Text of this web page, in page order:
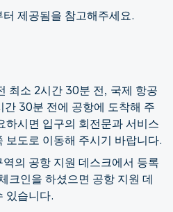
제공됨을 참고해주세요.
최소 2시간 30분 전, 국제 항공
간 30분 전에 공항에 도착해 주
하시면 입구의 회전문과 서비스
보도로 이동해 주시기 바랍니다.
의 공항 지원 데스크에서 등록
크인을 하셨으면 공항 지원 데
있습니다.